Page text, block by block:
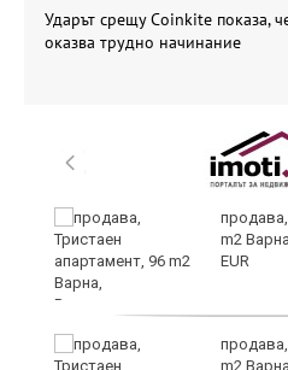
Ударът срещу Coinkite показа,
оказва трудно начинание
m2
EUR
m2